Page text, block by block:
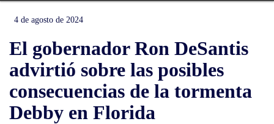
4 de agosto de 2024
El gobernador Ron DeSantis
advirtió sobre las posibles
consecuencias de la tormenta
Debby en Florida